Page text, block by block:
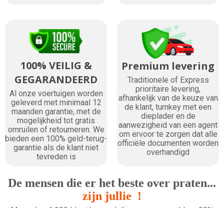
100% VEILIG &
GEGARANDEERD
Al onze voertuigen worden
geleverd met minimaal 12
maanden garantie, met de
mogelijkheid tot gratis
omruilen of retourneren. We
bieden een 100% geld-terug-
garantie als de klant niet
tevreden is
Premium levering
Traditionele of Express
prioritaire levering,
afhankelijk van de keuze van
de klant, turnkey met een
dieplader en de
aanwezigheid van een agent
om ervoor te zorgen dat alle
officiële documenten worden
overhandigd
De mensen die er het beste over praten...
zijn jullie !